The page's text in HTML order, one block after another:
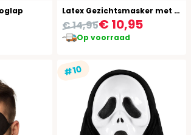
Latex Gezichtsmasker met Kap Oude Vrouw Sarah
€ 10,95
€ 14,95
Op voorraad
#10